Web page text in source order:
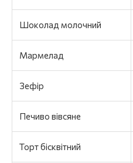
Шоколад молочний
Мармелад
Зефір
Печиво вівсяне
Торт бісквітний